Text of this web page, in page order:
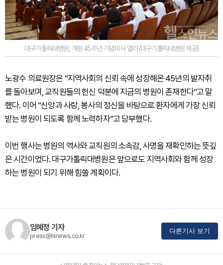
대구가톨릭대병원, 개원 45주년 기념미사 열려 (대구가톨릭대병원 제공)
노광수 의료원장은 “지역사회의 신뢰 속에 성장해온 45년의 발자취
를 돌아보며, 교직원들의 헌신 덕분에 지금의 병원이 존재한다”고 말
했다. 이어 “신앙과 사랑, 봉사의 정신을 바탕으로 환자에게 가장 신뢰
받는 병원이 되도록 함께 노력하자”고 당부했다.
이번 행사는 병원의 역사와 교직원의 소속감, 사명을 재확인하는 뜻깊
은 시간이었다. 대구가톨릭대병원은 앞으로도 지역사회와 함께 성장
하는 병원이 되기 위해 힘쓸 계획이다.
임혜정 기자
press@hinews.co.kr
다른기사 보기